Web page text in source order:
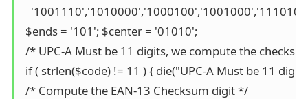
$ends = '101'; $center = '01010';
/* UPC-A Must be 11 digits, we compute the
if ( strlen($code) != 11 ) { die("UPC-A Must be 11
/* Compute the EAN-13 Checksum digit */